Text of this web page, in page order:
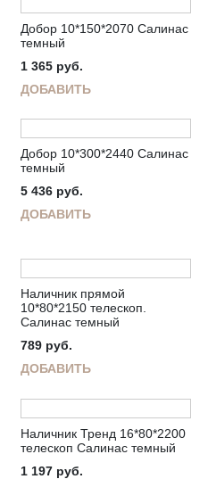
Добор 10*150*2070 Салинас
темный
1 365 руб.
ДОБАВИТЬ
Добор 10*300*2440 Салинас
темный
5 436 руб.
ДОБАВИТЬ
Наличник прямой
10*80*2150 телескоп.
Салинас темный
789 руб.
ДОБАВИТЬ
Наличник Тренд 16*80*2200
телескоп Салинас темный
1 197 руб.